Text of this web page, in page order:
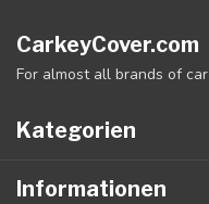
CarkeyCover.com
For almost all brands of car
Kategorien
Informationen